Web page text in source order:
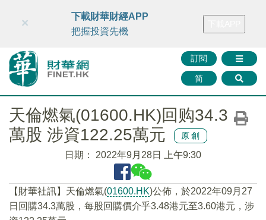
財華智庫網 FINTV FINMETA 財華證券 媒體矩陣
訂閱
简
×
下載財華財經APP
把握投資先機
天倫燃氣(01600.HK)回购34.3
萬股 涉資122.25萬元
原創
日期： 2022年9月28日 上午9:30
【財華社訊】天倫燃氣(01600.HK)公佈，於2022年09月27
日回購34.3萬股，每股回購價介乎3.48港元至3.60港元，涉